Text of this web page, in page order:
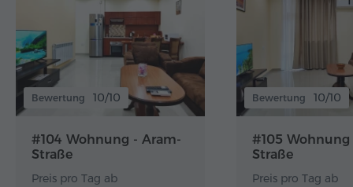
Bewertung 10/10
#104 Wohnung - Aram-
Straße
Preis pro Tag ab
Bewertung 10/10
#105
Straße
Preis pro Tag ab